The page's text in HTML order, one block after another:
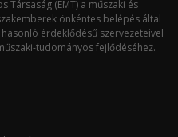
Társaság (EMT) a műszaki és
önkéntes belépés által
érdeklődésű szervezeteivel
tudományos fejlődéséhez.